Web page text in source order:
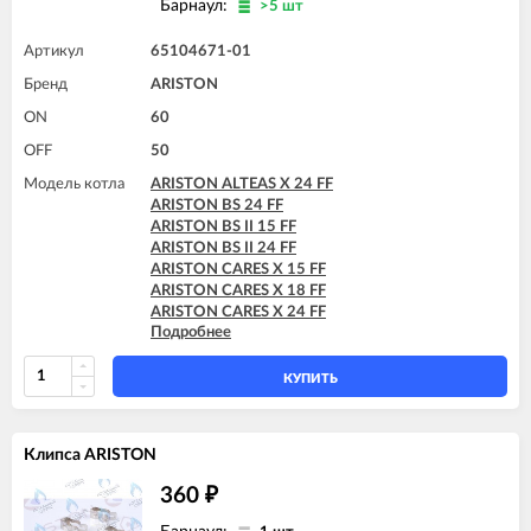
ARISTON MATIS 24 FF
Барнаул: >5 шт
Артикул 65104671-01
Бренд ARISTON
ON 60
OFF 50
Модель котла
ARISTON ALTEAS X 24 FF
ARISTON BS 24 FF
ARISTON BS II 15 FF
ARISTON BS II 24 FF
ARISTON CARES X 15 FF
ARISTON CARES X 18 FF
ARISTON CARES X 24 FF
ARISTON CARES X SYSTEM 24 FF
ARISTON CLAS 24 FF
ARISTON CLAS B 24 FF
ARISTON CLAS B EVO 24 FF
ARISTON CLAS EVO 24 FF TK
ARISTON CLAS EVO SYSTEM 24 FF
ARISTON CLAS SYSTEM 24 FF
ARISTON CLAS X 24 FF
Подробнее
КУПИТЬ
Клипса ARISTON
360 ₽